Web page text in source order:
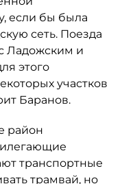
если бы была
сеть. Поезда
Ладожским и
этого
участков
Баранов.
район
транспортные
трамвай, но